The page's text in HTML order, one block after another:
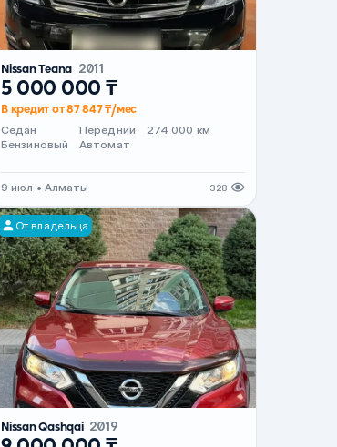
Nissan Teana 2011
5 000 000 ₸
В кредит от 87 847 ₸/мес
Седан
Бензиновый
Передний
Автомат
274 000 км
9 июл • Алматы 328
От владельца
Nissan Qashqai 2019